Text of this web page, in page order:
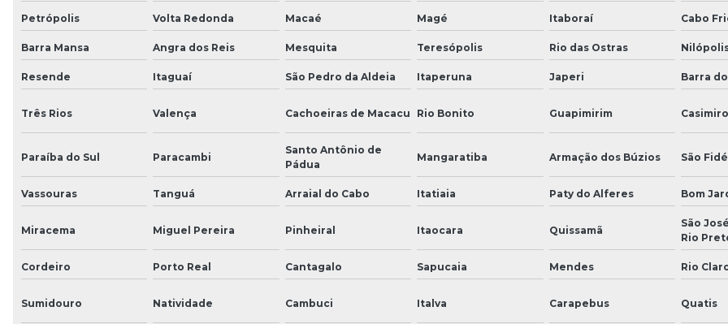
Petrópolis Volta Redonda Macaé Magé Itaboraí Cabo
Barra Mansa Angra dos Reis Mesquita Teresópolis Rio das Ostras
Resende Itaguaí São Pedro da Aldeia Itaperuna Japeri Barra
Três Rios Valença Cachoeiras de Macacu Rio Bonito Guapimirim
Paraíba do Sul Paracambi
Santo Antônio de
Pádua
Mangaratiba Armação dos Búzios São
Vassouras Tanguá Arraial do Cabo Itatiaia Paty do Alferes Bom
Miracema Miguel Pereira Pinheiral Itaocara Quissamã
São
Rio
Cordeiro Porto Real Cantagalo Sapucaia Mendes Rio
Sumidouro Natividade Cambuci Italva Carapebus Quatis